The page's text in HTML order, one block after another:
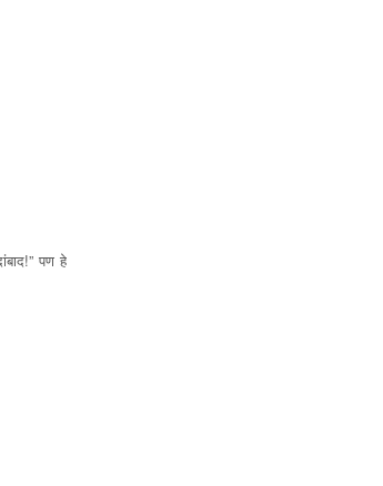
पण हे